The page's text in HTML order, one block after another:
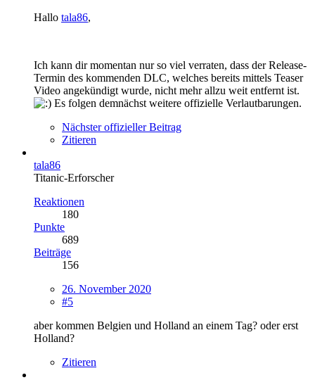
Hallo tala86,
Ich kann dir momentan nur so viel verraten, dass der Release-
Termin des kommenden DLC, welches bereits mittels Teaser
Video angekündigt wurde, nicht mehr allzu weit entfernt ist.
Es folgen demnächst weitere offizielle Verlautbarungen.
Nächster offizieller Beitrag
Zitieren
tala86
Titanic-Erforscher
Reaktionen
180
Punkte
689
Beiträge
156
26. November 2020
#5
aber kommen Belgien und Holland an einem Tag? oder erst
Holland?
Zitieren